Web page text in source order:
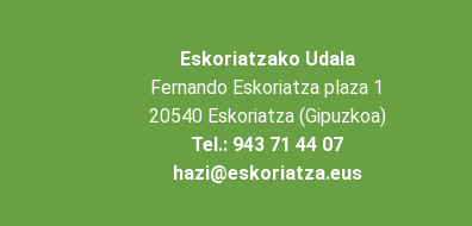
Eskoriatzako Udala
Fernando Eskoriatza plaza 1
20540 Eskoriatza (Gipuzkoa)
Tel.: 943 71 44 07
hazi@eskoriatza.eus